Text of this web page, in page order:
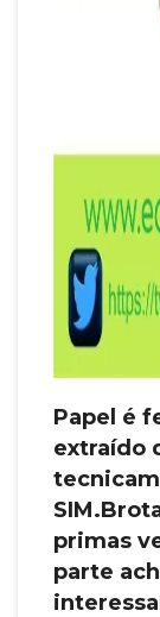
Papel é
extraído
primas
parte